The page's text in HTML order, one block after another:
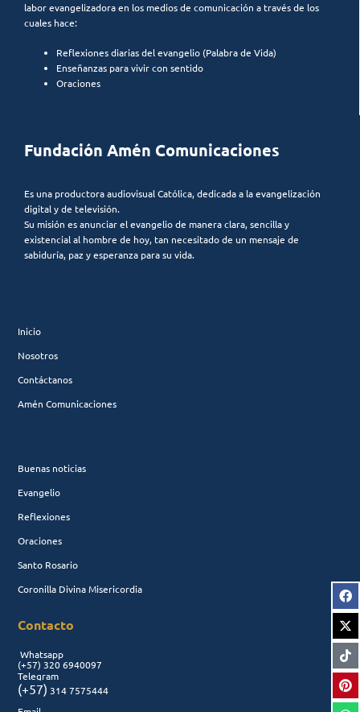
labor evangelizadora en los medios de comunicación a través de los
cuales hace:
Reflexiones diarias del evangelio (Palabra de Vida)
Enseñanzas para vivir con sentido
Oraciones
Fundación Amén Comunicaciones
Es una productora audiovisual Católica, dedicada a la evangelización
digital y de televisión.
Su misión es anunciar el evangelio de manera clara, sencilla y
existencial al hombre de hoy, tan necesitado de un mensaje de
sabiduría, paz y esperanza para su vida.
Inicio
Nosotros
Contáctanos
Amén Comunicaciones
Buenas noticias
Evangelio
Reflexiones
Oraciones
Santo Rosario
Coronilla Divina Misericordia
Contacto
Whatsapp
(+57) 320 6940097
Telegram
(+57) 314 7575444